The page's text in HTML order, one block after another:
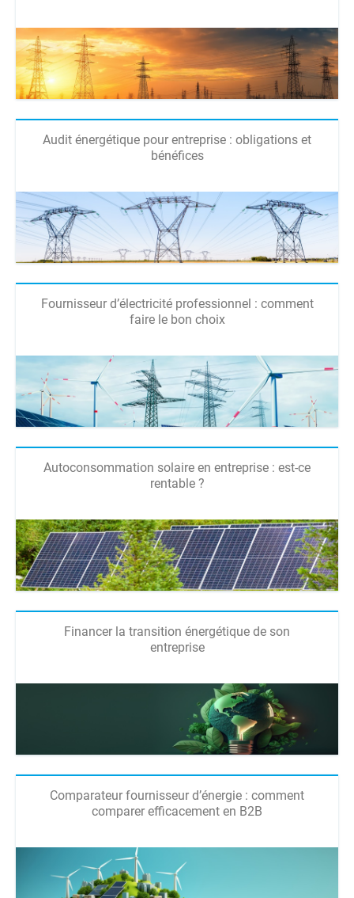
Audit énergétique pour entreprise : obligations et
bénéfices
Fournisseur d’électricité professionnel : comment
faire le bon choix
Autoconsommation solaire en entreprise : est-ce
rentable ?
Financer la transition énergétique de son
entreprise
Comparateur fournisseur d’énergie : comment
comparer efficacement en B2B